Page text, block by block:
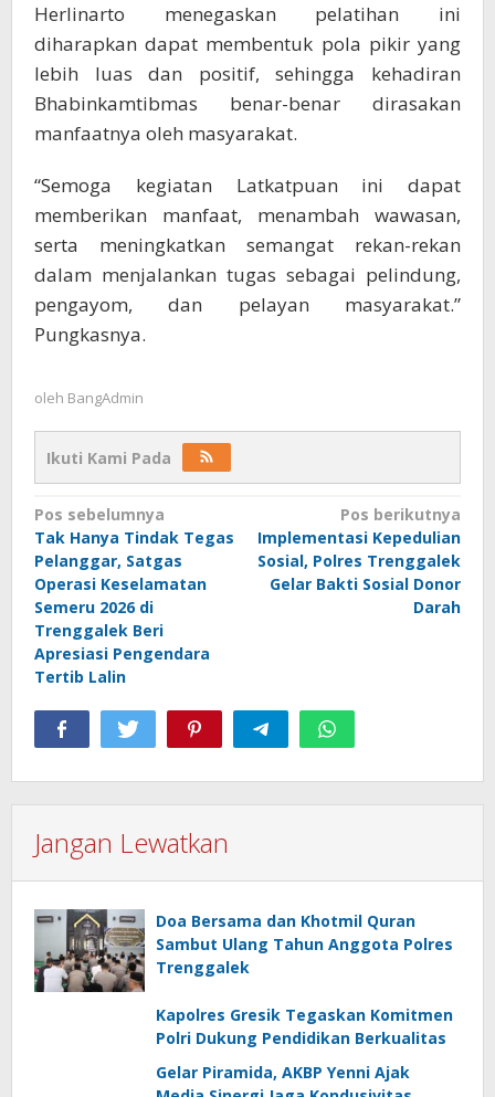
Herlinarto menegaskan pelatihan ini
diharapkan dapat membentuk pola pikir yang
lebih luas dan positif, sehingga kehadiran
Bhabinkamtibmas benar-benar dirasakan
manfaatnya oleh masyarakat.
“Semoga kegiatan Latkatpuan ini dapat
memberikan manfaat, menambah wawasan,
serta meningkatkan semangat rekan-rekan
dalam menjalankan tugas sebagai pelindung,
pengayom, dan pelayan masyarakat.”
Pungkasnya.
oleh BangAdmin
Ikuti Kami Pada
Navigasi
pos
Pos sebelumnya
Tak Hanya Tindak Tegas
Pelanggar, Satgas
Operasi Keselamatan
Semeru 2026 di
Trenggalek Beri
Apresiasi Pengendara
Tertib Lalin
Pos berikutnya
Implementasi Kepedulian
Sosial, Polres Trenggalek
Gelar Bakti Sosial Donor
Darah
Jangan Lewatkan
Doa Bersama dan Khotmil Quran
Sambut Ulang Tahun Anggota Polres
Trenggalek
Kapolres Gresik Tegaskan Komitmen
Polri Dukung Pendidikan Berkualitas
Gelar Piramida, AKBP Yenni Ajak